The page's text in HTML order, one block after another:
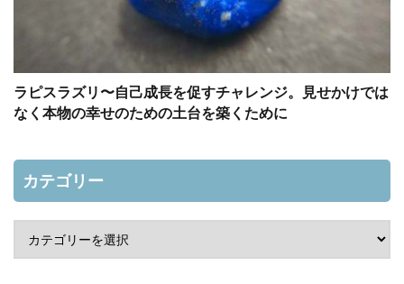
ラピスラズリ〜自己成長を促すチャレンジ。見せかけでは
なく本物の幸せのための土台を築くために
カテゴリー